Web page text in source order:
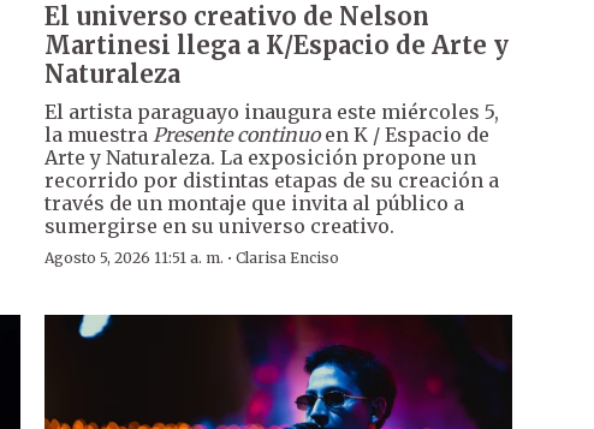
El universo creativo de Nelson
Martinesi llega a K/Espacio de Arte y
Naturaleza
El artista paraguayo inaugura este miércoles 5,
la muestra Presente continuoen K / Espacio de
Arte y Naturaleza. La exposición propone un
recorrido por distintas etapas de su creación a
través de un montaje que invita al público a
sumergirse en su universo creativo.
Agosto 5, 2026 11:51 a. m. · Clarisa Enciso